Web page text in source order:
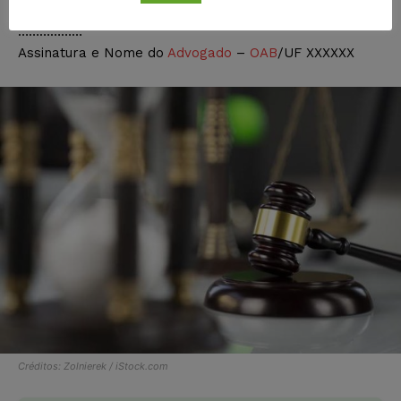
………………
Assinatura e Nome do Advogado – OAB/UF XXXXXX
Créditos: Zolnierek / iStock.com